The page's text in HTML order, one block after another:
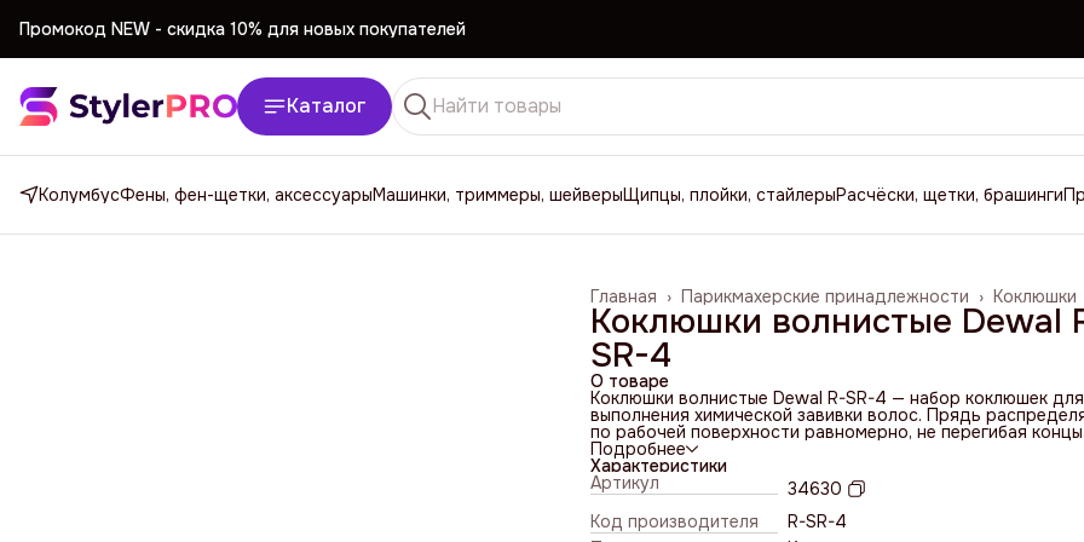
Промокод NEW - cкидка 10% для новых покупателей
Промокод NEW - cкидка 10% для новых покупателей
Каталог
КолумбусФены, фен-щетки, аксессуарыМашинки, триммеры, шейверыЩипцы, плойки, стайлерыРасчёски, щетки, брашинги
Коклюшки
Парикмахерские принадлежности ›
Главная ›
Коклюшки волнистые Dewal
SR-4
О товаре
Коклюшки волнистые Dewal R-SR-4 — набор коклюшек для
выполнения химической завивки волос. Прядь
по рабочей поверхности равномерно, не перегибая концы
волос и не создавая избыточного натяжения у корней.
Материал — химически стойкий пластик. Диаметр — 8.5 мм.
Длина — 83 мм. Пряди накручивают по выбранной
технологической схеме, контролируя равномерность
натяжения.
Цвет — красный/желтый. Количество — 12 шт. Страна
Подробнее
Характеристики
Артикул
34630
Код производителя
R-SR-4